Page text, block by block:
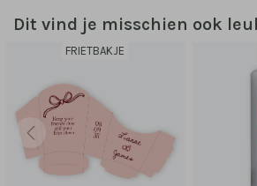
Dit vind je misschien ook
FRIETBAKJE